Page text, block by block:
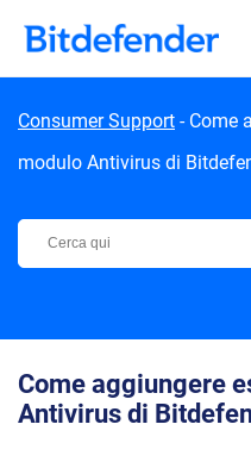
Consumer Support - Come
modulo Antivirus di
Centro di Supporto Bitdefender
Come aggiungere
Antivirus di